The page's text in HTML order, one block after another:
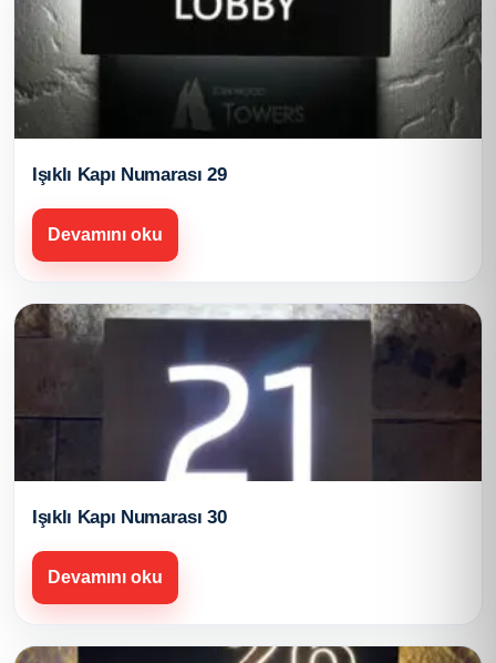
Işıklı Kapı Numarası 29
Devamını oku
Işıklı Kapı Numarası 30
Devamını oku